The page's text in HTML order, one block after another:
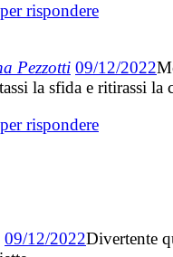
rispondere
Pezzotti 09/12/2022
la sfida e ritirassi la
rispondere
09/12/2022Divertente